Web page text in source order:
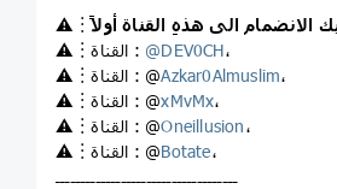
⚠️︙
⚠️︙القناة : @DEV0CH،
⚠️︙القناة : @Azkar0Almuslim،
⚠️︙القناة : @xMvMx،
⚠️︙القناة : @Oneillusion،
⚠️︙القناة : @Botate،
ــــــــــــــــــــــــــــــــــــ